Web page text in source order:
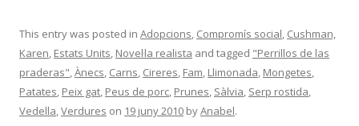
This entry was posted in Adopcions, Compromís social, Cushman,
Karen, Estats Units, Novel·la realista and tagged "Perrillos de las
praderas",Ànecs, Carns, Cireres, Fam, Llimonada, Mongetes,
Patates, Peix gat, Peus de porc, Prunes, Sàlvia, Serp rostida,
Vedella,Verdures on 19 juny 2010 byAnabel.